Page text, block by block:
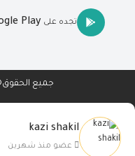
kazi shakil
عضو منذ شهرين
تجده على Play
جميع